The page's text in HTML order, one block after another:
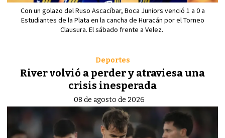
Con un golazo del Ruso Ascacíbar, Boca Juniors venció 1 a 0 a
Estudiantes de la Plata en la cancha de Huracán por el Torneo
Clausura. El sábado frente a Velez.
River volvió a perder y atraviesa una
crisis inesperada
Deportes
08 de agosto de 2026